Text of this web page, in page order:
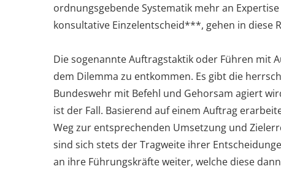
ordnungsgebende Systematik mehr an
konsultative Einzelentscheid***, gehen in diese
Die sogenannte Auftragstaktik oder Führen mit
dem Dilemma zu entkommen. Es gibt die
Bundeswehr mit Befehl und Gehorsam agiert
ist der Fall. Basierend auf einem Auftrag
Weg zur entsprechenden Umsetzung und
sind sich stets der Tragweite ihrer
an ihre Führungskräfte weiter, welche diese